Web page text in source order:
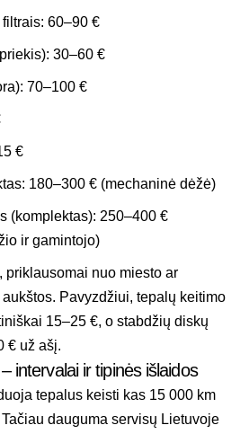
60–90 €
30–60 €
70–100 €
€
180–300 € (mechaninė dėžė)
(komplektas): 250–400 €
ir gamintojo)
priklausomai nuo miesto ar
Pavyzdžiui, tepalų keitimo
15–25 €, o stabdžių diskų
€ už ašį.
intervalai ir tipinės išlaidos
tepalus keisti kas 15 000 km
dauguma servisų Lietuvoje